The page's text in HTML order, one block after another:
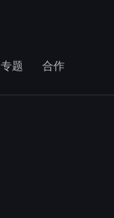
专题 合作